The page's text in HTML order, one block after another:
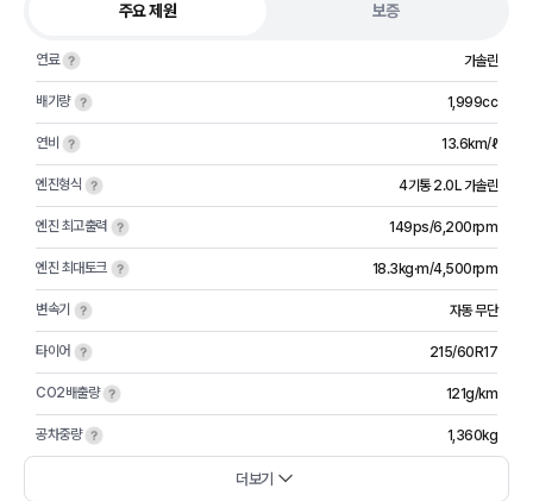
주요 제원 보증
연료 가솔린
배기량 1,999cc
연비 13.6km/ℓ
엔진형식 4기통 2.0L 가솔린
엔진 최고출력 149ps/6,200rpm
엔진 최대토크 18.3kg·m/4,500rpm
변속기 자동 무단
타이어 215/60R17
CO2배출량 121g/km
공차중량 1,360kg
더보기